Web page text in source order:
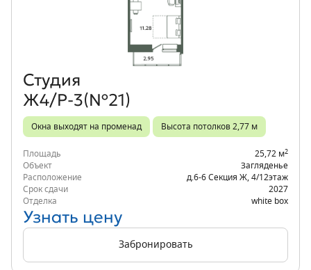
Объект месяца
Студия
Ж4/Р-3(№21)
Окна выходят на променад Высота потолков 2,77 м
Площадь 25,72 м2
Объект
Загляденье
Расположение
д.6-6 Секция Ж 4/12этаж
Срок сдачи
2027
Отделка
white box
Узнать цену
Забронировать